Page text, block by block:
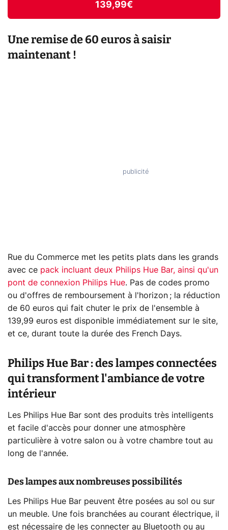
139,99€
Une remise de 60 euros à saisir
maintenant !
Rue du Commerce met les petits plats dans les grands
avec ce pack incluant deux Philips Hue Bar, ainsi qu'un
pont de connexion Philips Hue. Pas de codes promo
ou d'offres de remboursement à l'horizon ; la réduction
de 60 euros qui fait chuter le prix de l'ensemble à
139,99 euros est disponible immédiatement sur le site,
et ce, durant toute la durée des French Days.
Philips Hue Bar : des lampes connectées
qui transforment l'ambiance de votre
intérieur
Les Philips Hue Bar sont des produits très intelligents
et facile d'accès pour donner une atmosphère
particulière à votre salon ou à votre chambre tout au
long de l'année.
Des lampes aux nombreuses possibilités
Les Philips Hue Bar peuvent être posées au sol ou sur
un meuble. Une fois branchées au courant électrique, il
est nécessaire de les connecter au Bluetooth ou au